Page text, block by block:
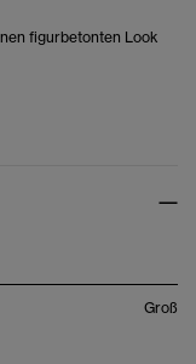
figurbetonten Look
Groß